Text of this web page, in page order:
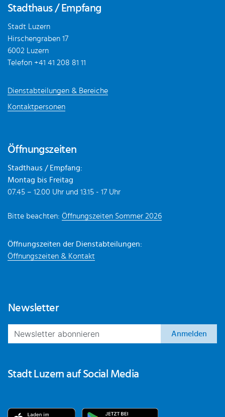
Stadthaus / Empfang
Stadt Luzern
Hirschengraben 17
6002 Luzern
Telefon +41 41 208 81 11
Dienstabteilungen & Bereiche
Kontaktpersonen
Öffnungszeiten
Stadthaus / Empfang:
Montag bis Freitag
07.45 – 12.00 Uhr und 13.15 - 17 Uhr
Bitte beachten: Öffnungszeiten Sommer 2026
Öffnungszeiten der Dienstabteilungen:
Öffnungszeiten & Kontakt
Newsletter
Anmelden
Stadt Luzern auf Social Media